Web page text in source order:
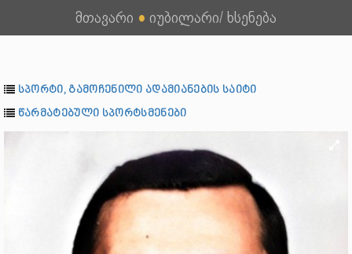
მთავარი ● იუბილარი/ ხსენება
სპორტი, გამოჩენილი ადამიანების საიტი
წარმატებული სპორტსმენები